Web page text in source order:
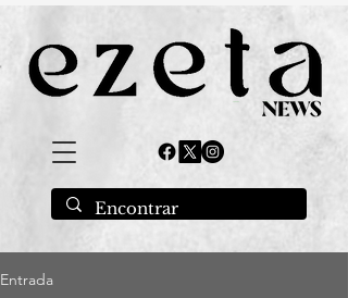
Entrada